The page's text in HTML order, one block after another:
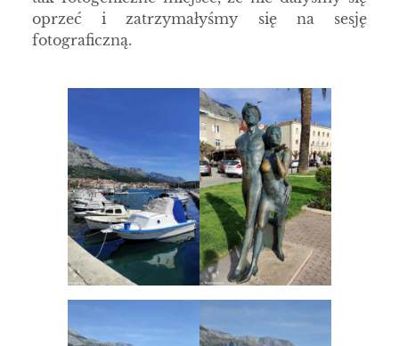
oprzeć i zatrzymałyśmy się na sesję
fotograficzną.